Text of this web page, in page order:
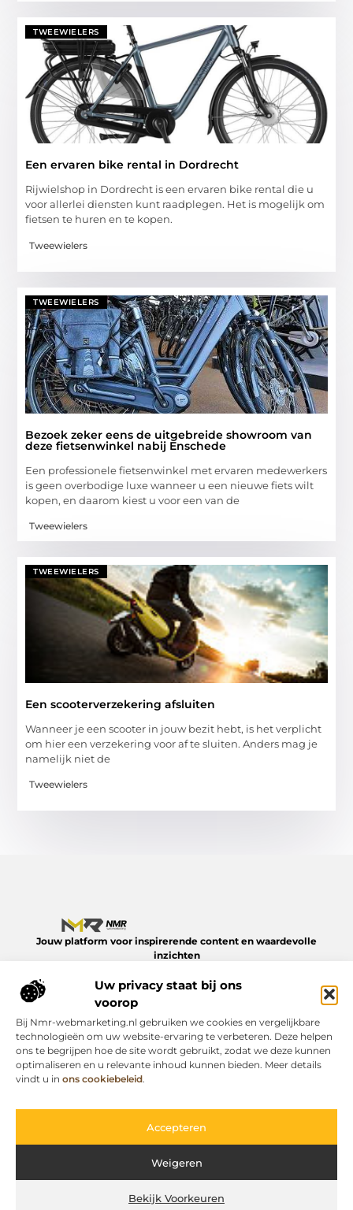
Uw privacy staat bij ons
voorop
Bij Nmr-webmarketing.nl gebruiken we cookies en vergelijkbare
technologieën om uw website-ervaring te verbeteren. Deze helpen
ons te begrijpen hoe de site wordt gebruikt, zodat we deze kunnen
optimaliseren en u relevante inhoud kunnen bieden. Meer details
vindt u in ons cookiebeleid.
Accepteren
Weigeren
Bekijk Voorkeuren
TWEEWIELERS
Een ervaren bike rental in Dordrecht
Rijwielshop in Dordrecht is een ervaren bike rental die u
voor allerlei diensten kunt raadplegen. Het is mogelijk om
fietsen te huren en te kopen.
Tweewielers
TWEEWIELERS
Bezoek zeker eens de uitgebreide showroom van
deze fietsenwinkel nabij Enschede
Een professionele fietsenwinkel met ervaren medewerkers
is geen overbodige luxe wanneer u een nieuwe fiets wilt
kopen, en daarom kiest u voor een van de
Tweewielers
TWEEWIELERS
Een scooterverzekering afsluiten
Wanneer je een scooter in jouw bezit hebt, is het verplicht
om hier een verzekering voor af te sluiten. Anders mag je
namelijk niet de
Tweewielers
Jouw platform voor inspirerende content en waardevolle
inzichten
dagelijks leven – van slimme tips tot verdiepende verhalen.
Alles op NMR-webmarketing.nl.
Onze informatie
Bericht categorie
Cookiebeleid (EU)